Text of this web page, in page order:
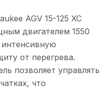
AGV 15-125 XC
двигателем 1550
от перегрева.
позволяет управлять
что